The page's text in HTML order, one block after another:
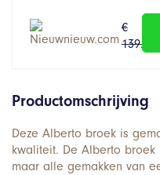
€
139.95
Productomschrijving
Deze Alberto broek is
kwaliteit. De Alberto
maar alle gemakken van